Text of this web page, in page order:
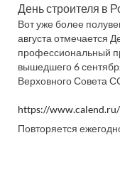
День строителя в
Вот уже более
августа отмечается
профессиональный
вышедшего 6
Верховного Совета
https://
Повторяется